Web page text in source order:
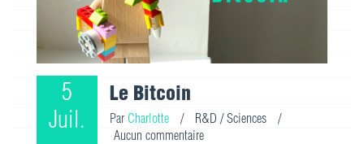
5
Juil.
Le Bitcoin
Par Charlotte / R&D / Sciences
/
Aucun commentaire